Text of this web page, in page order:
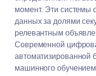
момент. Эти системы
данных за долями
релевантным
Современной
автоматизированной
машинного